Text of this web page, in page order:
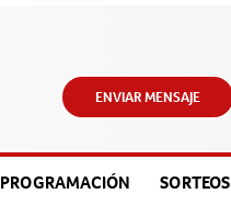
ENVIAR MENSAJE
PROGRAMACIÓN SORTEOS